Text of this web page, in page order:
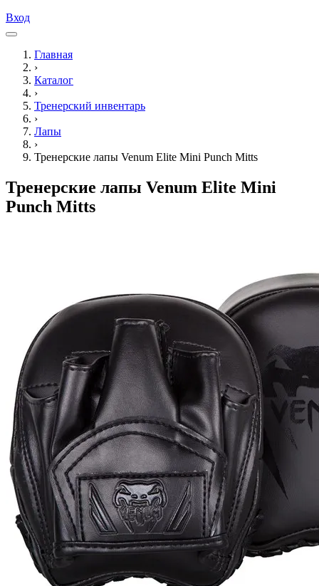
Вход
Главная
›
Каталог
›
Тренерский инвентарь
›
Лапы
›
Тренерские лапы Venum Elite Mini Punch Mitts
Тренерские лапы Venum Elite Mini
Punch Mitts